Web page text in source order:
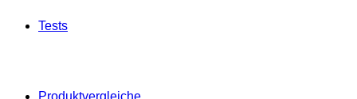
Tests
Produktvergleiche